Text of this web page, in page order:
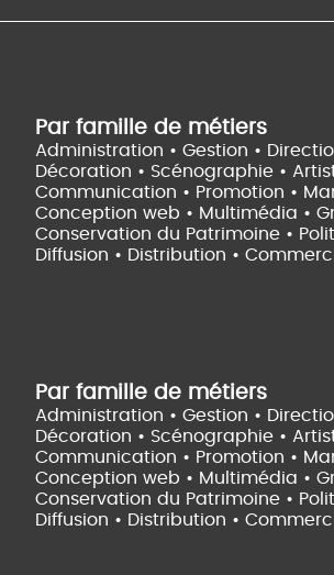
Par famille de métiers
Administration • Gestion •
Décoration • Scénographie •
Communication • Promotion •
Conception web • Multimédia •
Conservation du Patrimoine •
Diffusion • Distribution •
Par famille de métiers
Administration • Gestion •
Décoration • Scénographie •
Communication • Promotion •
Conception web • Multimédia •
Conservation du Patrimoine •
Diffusion • Distribution •